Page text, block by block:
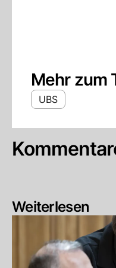
Mehr zum
UBS
Weiterlesen